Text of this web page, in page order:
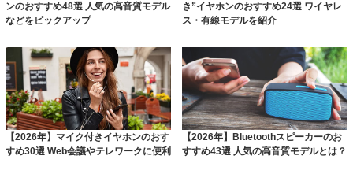
ンのおすすめ48選 人気の高音質モデル
などをピックアップ
き”イヤホンのおすすめ24選 ワイヤレ
ス・有線モデルを紹介
【2026年】マイク付きイヤホンのおす
すめ30選 Web会議やテレワークに便利
【2026年】Bluetoothスピーカーのお
すすめ43選 人気の高音質モデルとは？